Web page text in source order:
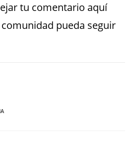
tu comentario aquí
pueda seguir